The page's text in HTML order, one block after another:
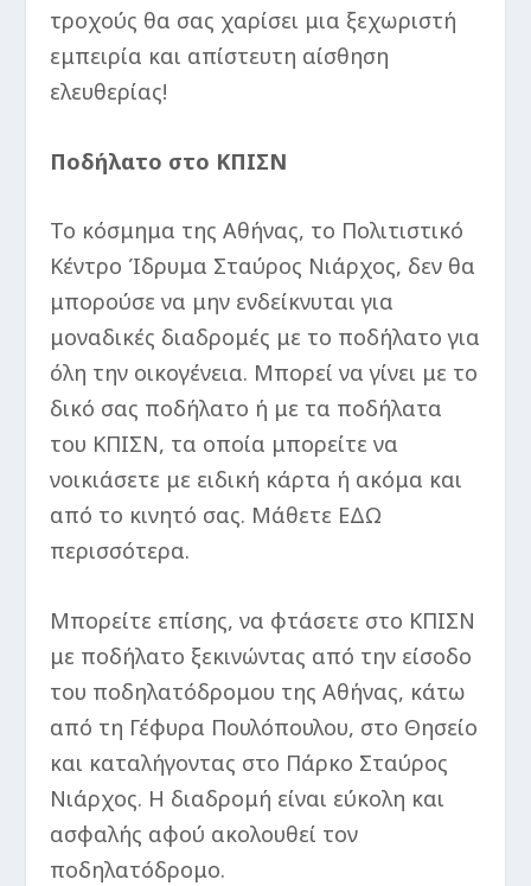
τροχούς θα σας χαρίσει μια ξεχωριστή
εμπειρία και απίστευτη αίσθηση
ελευθερίας!
Ποδήλατο στο ΚΠΙΣΝ
Το κόσμημα της Αθήνας, το Πολιτιστικό
Κέντρο Ίδρυμα Σταύρος Νιάρχος, δεν θα
μπορούσε να μην ενδείκνυται για
μοναδικές διαδρομές με το ποδήλατο για
όλη την οικογένεια. Μπορεί να γίνει με το
δικό σας ποδήλατο ή με τα ποδήλατα
του ΚΠΙΣΝ, τα οποία μπορείτε να
νοικιάσετε με ειδική κάρτα ή ακόμα και
από το κινητό σας. Μάθετε ΕΔΩ
περισσότερα.
Μπορείτε επίσης, να φτάσετε στο ΚΠΙΣΝ
με ποδήλατο ξεκινώντας από την είσοδο
του ποδηλατόδρομου της Αθήνας, κάτω
από τη Γέφυρα Πουλόπουλου, στο Θησείο
και καταλήγοντας στο Πάρκο Σταύρος
Νιάρχος. Η διαδρομή είναι εύκολη και
ασφαλής αφού ακολουθεί τον
ποδηλατόδρομο.